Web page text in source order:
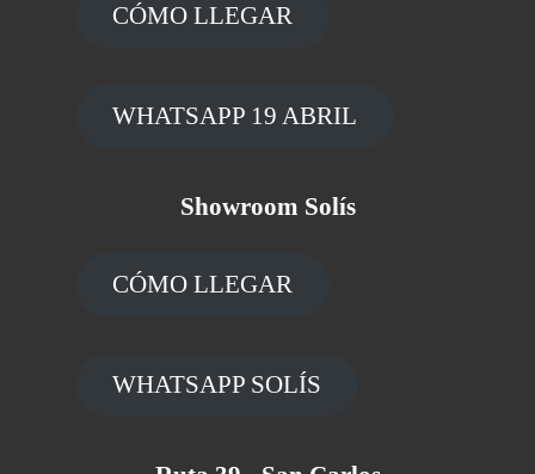
CÓMO LLEGAR
WHATSAPP 19 ABRIL
Showroom Solís
CÓMO LLEGAR
WHATSAPP SOLÍS